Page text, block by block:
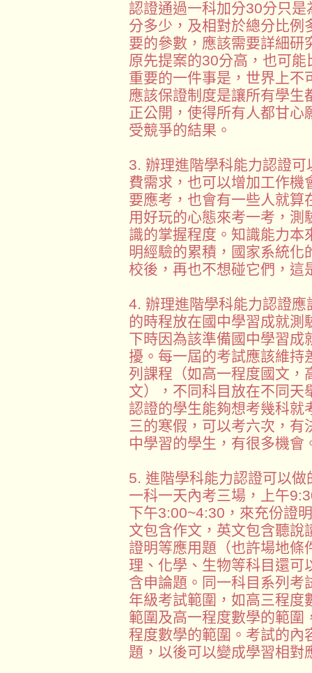
認證通過一科加分30分只
分多少，及相對於總分比例
要的參數，應該需要詳細研
原先提案的30分高，也可
重要的一件事是，世界上不
應該保證制度是讓所有學生
正公開，使得所有人都甘心
受競爭的結果。
3. 辦理進階學科能力認證
費需求，也可以增加工作機
要應考，也會有一些人就算
用好玩的心態來考一考，測
識的掌握程度。知識能力本
明經驗的累積，國家系統
校後，再也不想碰它們，這
4. 辦理進階學科能力認證
的時程放在國中學習成就測
下時因為該準備國中學習成
擾。每一屆的考試應該維持
列課程（如高一程度國文，
文），不同科目放在不同天
認證的學生能夠想考幾科就
三的寒假，可以考六次，有
中學習的學生，有很多機會
5. 進階學科能力認證可以
一科一天內考三場，上午
下午3:00~4:30，來充份證
文包含作文，英文包含聽說
證明等應用題（也許場地條
理、化學、生物等科目還可
含申論題。同一科目系列考
年級考試範圍，如高三程度
範圍及高一程度數學的範圍
程度數學的範圍。考試的內
題，以後可以變成學習相對